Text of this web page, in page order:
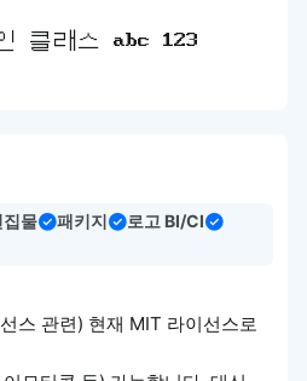
클래스 abc 123
집물 패키지
로고 BI/CI
스 관련) 현재 MIT 라이선스로